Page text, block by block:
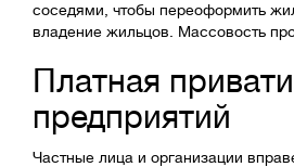
соседями, чтобы переоформить
владение жильцов. Массовость
Платная
предприятий
Частные лица и организации